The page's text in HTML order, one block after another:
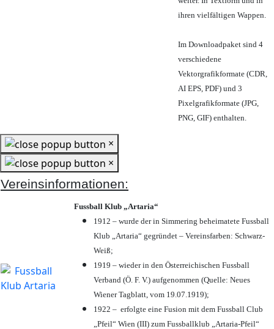
ihren vielfältigen Wappen.
Im Downloadpaket sind 4
verschiedene
Vektorgrafikformate (CDR,
AI EPS, PDF) und 3
Pixelgrafikformate (JPG,
PNG, GIF) enthalten.
×
×
Vereinsinformationen:
Fussball Klub „Artaria“
1912 – wurde der in Simmering beheimatete Fussball
Klub „Artaria“ gegründet – Vereinsfarben: Schwarz-
Weiß;
1919 – wieder in den Österreichischen Fussball
Verband (Ö. F. V.) aufgenommen (Quelle: Neues
Wiener Tagblatt, vom 19.07.1919);
1922 – erfolgte eine Fusion mit dem Fussball Club
„Pfeil“ Wien (III) zum Fussballklub „Artaria-Pfeil“